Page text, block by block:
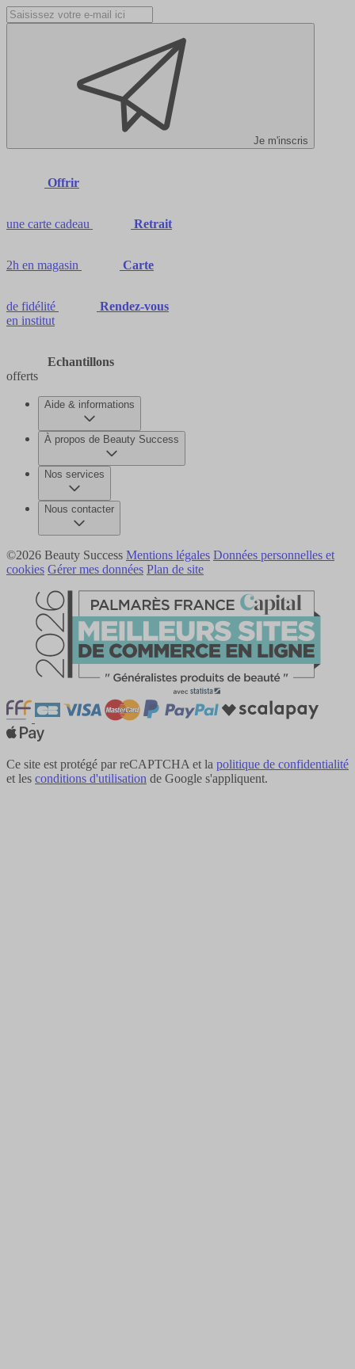
Je m'inscris
Offrir
une carte cadeau Retrait
2h en magasin Carte
de fidélité
Rendez-vous
en institut
Echantillons
offerts
Aide & informations
À propos de Beauty Success
Nos services
Nous contacter
©2026 Beauty Success Mentions légales Données personnelles et
cookies Gérer mes données Plan de site
Ce site est protégé par reCAPTCHA et la politique de confidentialité
et les conditions d'utilisation de Google s'appliquent.